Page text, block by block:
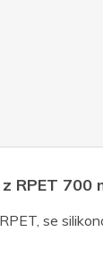
RPET 700
se